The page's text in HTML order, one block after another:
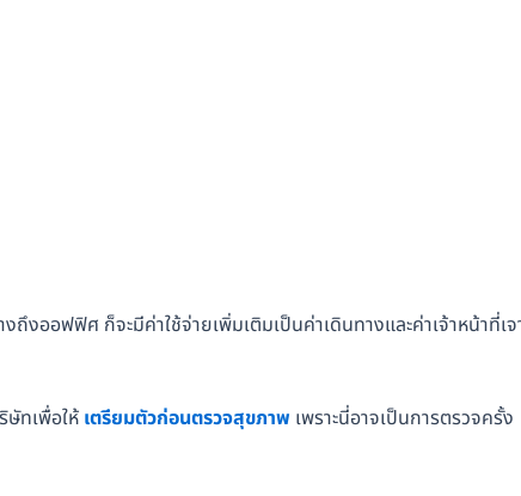
งออฟฟิศ ก็จะมีค่าใช้จ่ายเพิ่มเติมเป็นค่าเดินทางและค่าเจ้าหน้าที่เจ
ษัทเพื่อให้ เตรียมตัวก่อนตรวจสุขภาพ เพราะนี่อาจเป็นการตรวจครั้ง